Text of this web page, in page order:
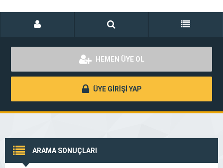
HEMEN ÜYE OL
ÜYE GİRİŞİ YAP
ARAMA SONUÇLARI